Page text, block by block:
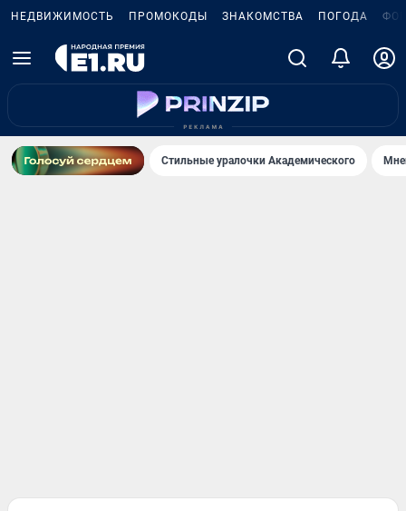
НЕДВИЖИМОСТЬ ПРОМОКОДЫ ЗНАКОМСТВА ПОГОДА
Стильные уралочки Академического